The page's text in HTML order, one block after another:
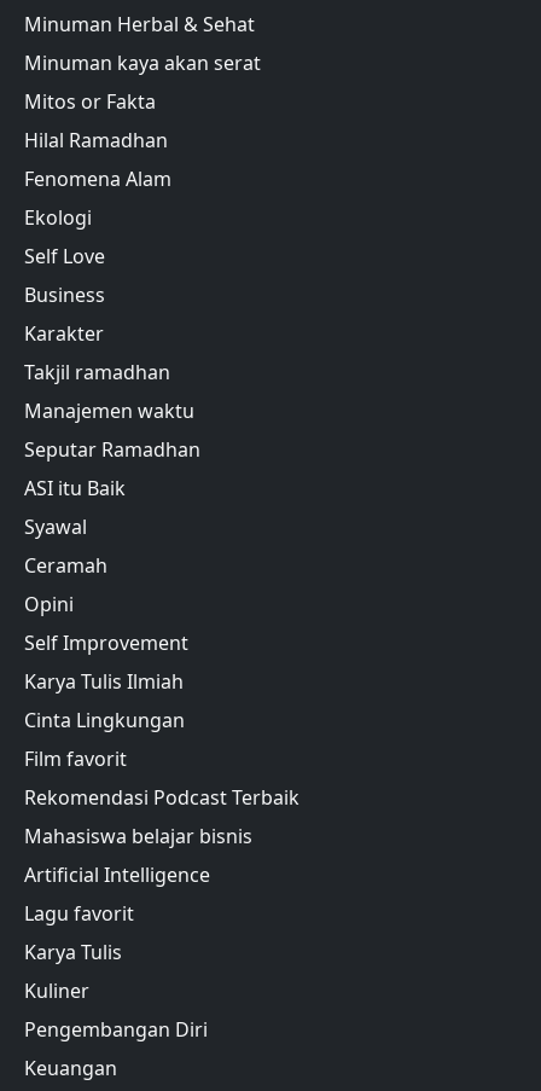
Minuman Herbal & Sehat
Minuman kaya akan serat
Mitos or Fakta
Hilal Ramadhan
Fenomena Alam
Ekologi
Self Love
Business
Karakter
Takjil ramadhan
Manajemen waktu
Seputar Ramadhan
ASI itu Baik
Syawal
Ceramah
Opini
Self Improvement
Karya Tulis Ilmiah
Cinta Lingkungan
Film favorit
Rekomendasi Podcast Terbaik
Mahasiswa belajar bisnis
Artificial Intelligence
Lagu favorit
Karya Tulis
Kuliner
Pengembangan Diri
Keuangan